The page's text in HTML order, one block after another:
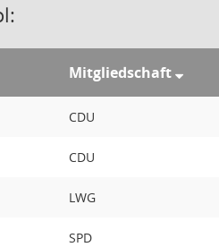
Mitgliedschaft
CDU
CDU
LWG
SPD